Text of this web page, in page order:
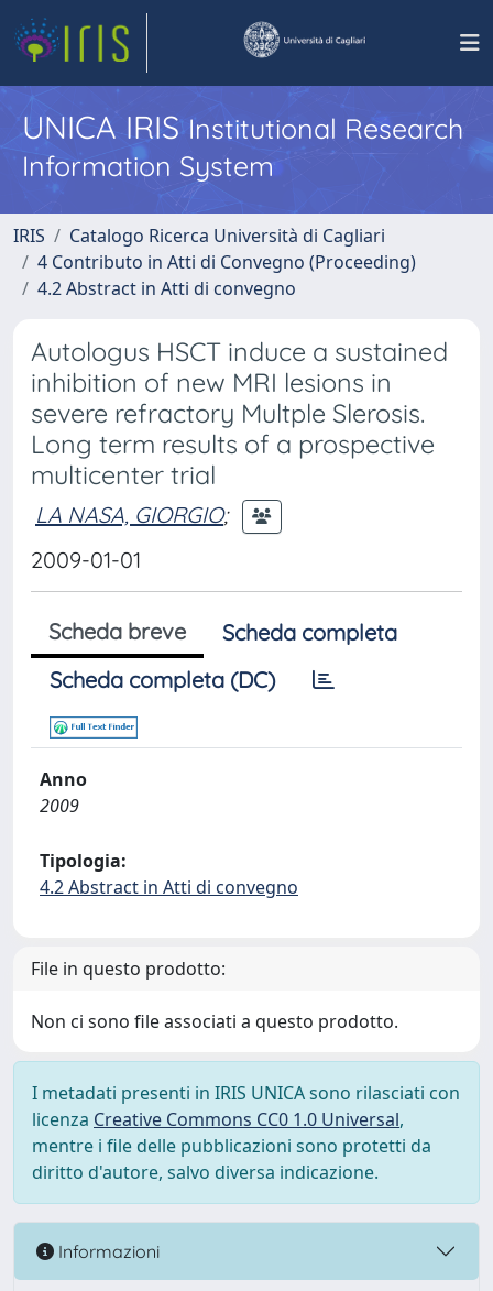
UNICA IRISInstitutional Research
Information System
IRIS
Catalogo Ricerca Università di Cagliari
4 Contributo in Atti di Convegno (Proceeding)
4.2 Abstract in Atti di convegno
Autologus HSCT induce a sustained
inhibition of new MRI lesions in
severe refractory Multple Slerosis.
Long term results of a prospective
multicenter trial
LA NASA, GIORGIO;
2009-01-01
Scheda breve
Scheda completa
Scheda completa (DC)
Anno
2009
Tipologia:
4.2 Abstract in Atti di convegno
File in questo prodotto:
Non ci sono file associati a questo prodotto.
I metadati presenti in IRIS UNICA sono rilasciati con
licenza Creative Commons CC0 1.0 Universal,
mentre i file delle pubblicazioni sono protetti da
diritto d'autore, salvo diversa indicazione.
Informazioni